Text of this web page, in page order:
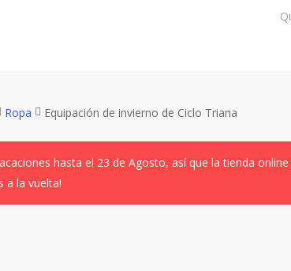
Ropa Equipación de invierno de Ciclo Triana
hasta el 23 de Agosto, así que la tienda
a la vuelta!